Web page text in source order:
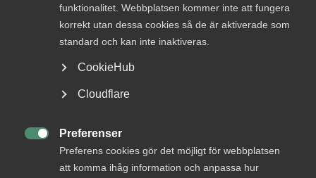
funktionalitet. Webbplatsen kommer inte att fungera
korrekt utan dessa cookies så de är aktiverade som
standard och kan inte inaktiveras.
CookieHub
Cloudflare
Preferenser
Preferens cookies gör det möjligt för webbplatsen
att komma ihåg information och anpassa hur
Sök på almega.se
Cookie-inställningar
Svar senast
4 maj 2015
läs remissen
Bli en del av framtidens